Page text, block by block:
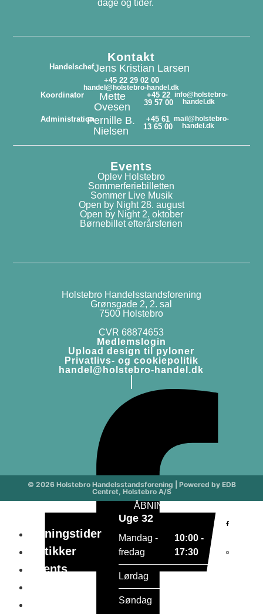
Holstebro Handelsstandsforening
Grønsgade 2, 2. sal
7500 Holstebro
CVR 68874653
Medlemslogin
Upload design til pyloner
Privatlivs- og cookiepolitik
handel@holstebro-handel.dk
dage og tider.
Kontakt
HandelschefJens Kristian Larsen
+45 22 29 02 00
handel@holstebro-handel.dk
Koordinator
Mette
Ovesen
+45 22
39 57 00
info@holstebro-
handel.dk
AdministrationPernille B.
Nielsen
+45 61
13 65 00
mail@holstebro-
handel.dk
Events
Oplev Holstebro
Sommerferiebilletten
Sommer Live Musik
Open by Night 28. august
Open by Night 2. oktober
Børnebillet efterårsferien
© 2026 Holstebro Handelsstandsforening | Powered by EDB
Centret, Holstebro A/S
Åbningstider
Butikker
Events
ÅBNINGSTIDER
Uge 32
Mandag -
fredag
10:00 -
17:30
Lørdag
Søndag